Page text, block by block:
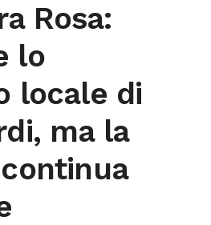
Rosa:
lo
locale di
ma la